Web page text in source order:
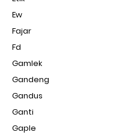
Ew
Fajar
Fd
Gamlek
Gandeng
Gandus
Ganti
Gaple